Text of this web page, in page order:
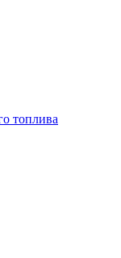
топлива